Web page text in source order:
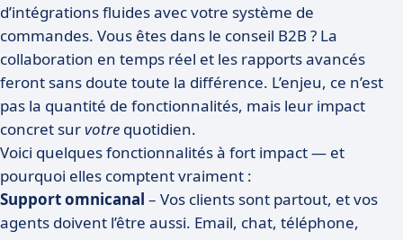
d’intégrations fluides avec votre système de
commandes. Vous êtes dans le conseil B2B ? La
collaboration en temps réel et les rapports avancés
feront sans doute toute la différence. L’enjeu, ce n’est
pas la quantité de fonctionnalités, mais leur impact
concret survotre quotidien.
Voici quelques fonctionnalités à fort impact — et
pourquoi elles comptent vraiment :
Support omnicanal – Vos clients sont partout, et vos
agents doivent l’être aussi. Email, chat, téléphone,